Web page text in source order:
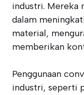
industri. Mereka
dalam
material,
memberikan
Penggunaan
industri, seperti